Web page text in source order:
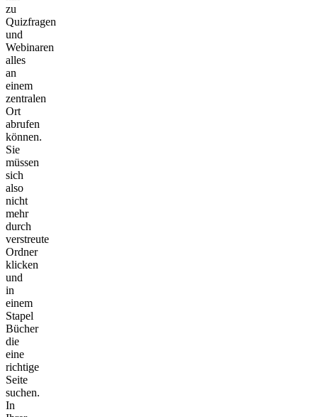
zu
Quizfragen
und
Webinaren
alles
an
einem
zentralen
Ort
abrufen
können.
Sie
müssen
sich
also
nicht
mehr
durch
verstreute
Ordner
klicken
und
in
einem
Stapel
Bücher
die
eine
richtige
Seite
suchen.
In